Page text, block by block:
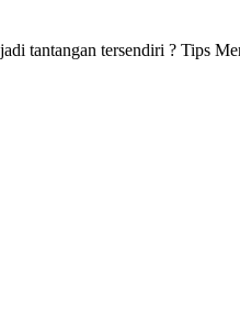
tantangan tersendiri ? Tips